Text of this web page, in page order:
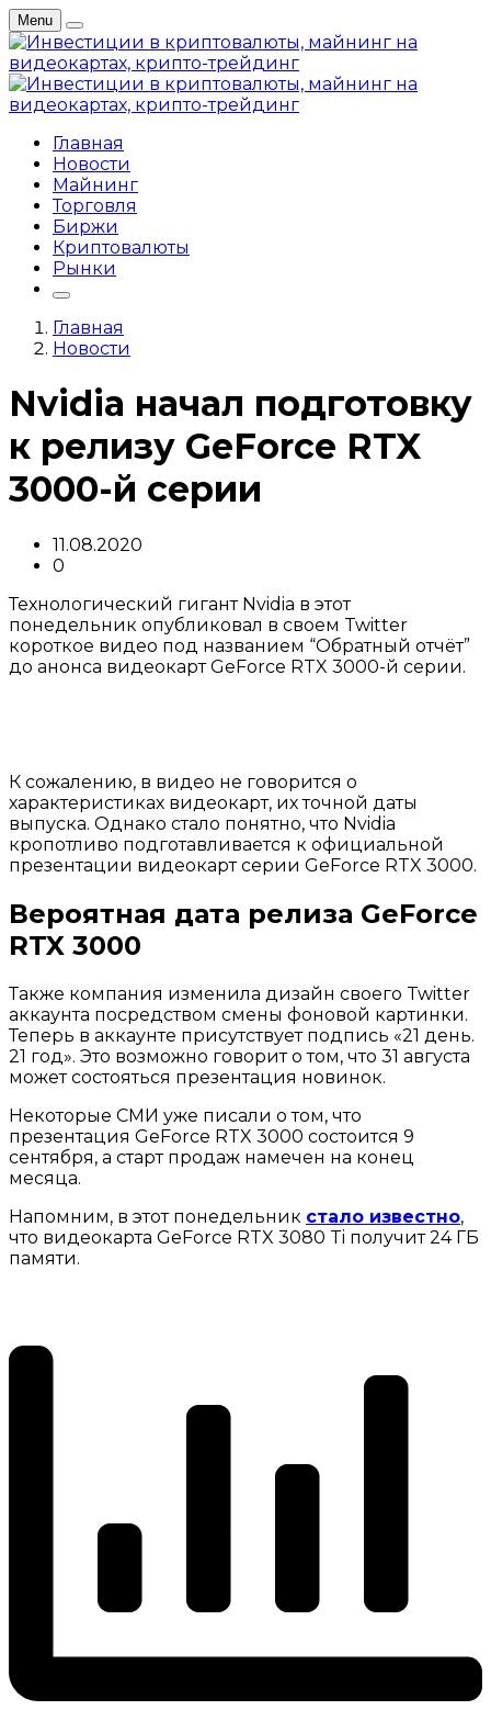
Menu
Главная
Новости
Майнинг
Торговля
Биржи
Криптовалюты
Рынки
Главная
Новости
Nvidia начал подготовку
к релизу GeForce RTX
3000-й серии
11.08.2020
0
Технологический гигант Nvidia в этот
понедельник опубликовал в своем Twitter
короткое видео под названием “Обратный отчёт”
до анонса видеокарт GeForce RTX 3000-й серии.
К сожалению, в видео не говорится о
характеристиках видеокарт, их точной даты
выпуска. Однако стало понятно, что Nvidia
кропотливо подготавливается к официальной
презентации видеокарт серии GeForce RTX 3000.
Вероятная дата релиза GeForce
RTX 3000
Также компания изменила дизайн своего Twitter
аккаунта посредством смены фоновой картинки.
Теперь в аккаунте присутствует подпись «21 день.
21 год». Это возможно говорит о том, что 31 августа
может состояться презентация новинок.
Некоторые СМИ уже писали о том, что
презентация GeForce RTX 3000 состоится 9
сентября, а старт продаж намечен на конец
месяца.
Напомним, в этот понедельник стало известно,
что видеокарта GeForce RTX 3080 Ti получит 24 ГБ
памяти.